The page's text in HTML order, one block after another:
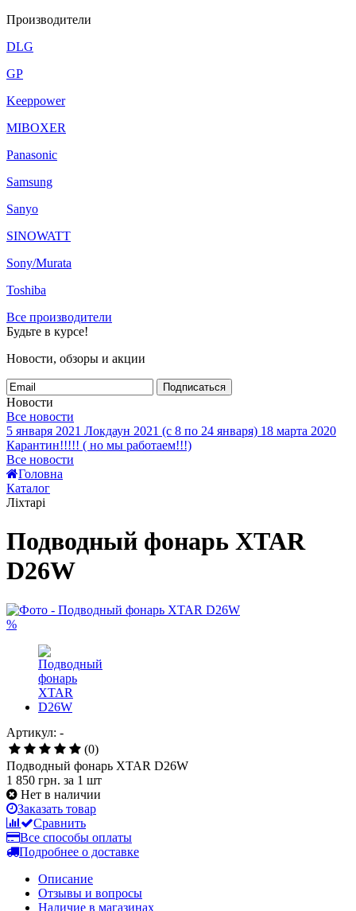
Производители
DLG
GP
Keeppower
MIBOXER
Panasonic
Samsung
Sanyo
SINOWATT
Sony/Murata
Toshiba
Все производители
Будьте в курсе!
Новости, обзоры и акции
Подписаться
Новости
Все новости
5 января 2021 Локдаун 2021 (с 8 по 24 января) 18 марта 2020
Карантин!!!!! ( но мы работаем!!!)
Все новости
Головна
Каталог
Ліхтарі
Подводный фонарь XTAR
D26W
%
Артикул: -
(0)
Подводный фонарь XTAR D26W
1 850 грн. за 1 шт
Нет в наличии
Заказать товар
Сравнить
Все способы оплаты
Подробнее о доставке
Описание
Отзывы и вопросы
Наличие в магазинах